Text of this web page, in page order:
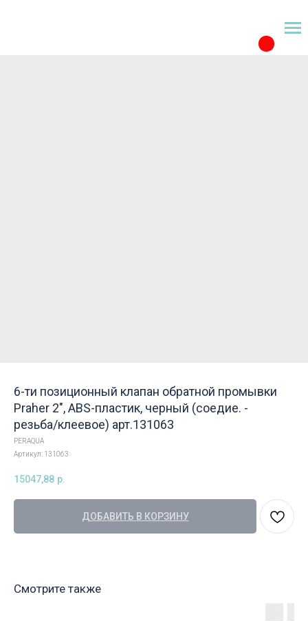
6-ти позиционный клапан обратной промывки
Praher 2", ABS-пластик, черный (соедие. -
резьба/клеевое) арт.131063
PERAQUA
Артикул: 131063
15047,88 р.
ДОБАВИТЬ В КОРЗИНУ
Смотрите также